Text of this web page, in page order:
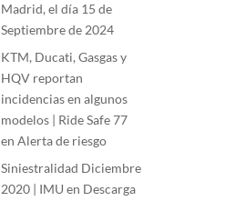
Madrid, el día 15 de
Septiembre de 2024
KTM, Ducati, Gasgas y
HQV reportan
incidencias en algunos
modelos | Ride Safe 77
enAlerta de riesgo
Siniestralidad Diciembre
2020 | IMU en Descarga